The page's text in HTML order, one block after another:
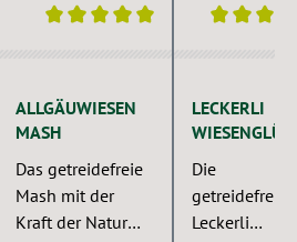
ALLGÄUWIESEN
MASH
Das getreidefreie
Mash mit der
Kraft der Natur
LECKERLI
Die
getreidefreien
Leckerli